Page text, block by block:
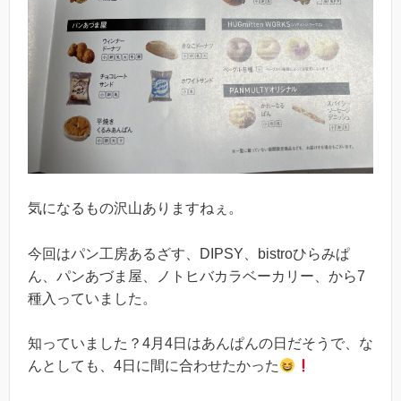
気になるもの沢山ありますねぇ。
今回はパン工房あるざす、DIPSY、bistroひらみぱ
ん、パンあづま屋、ノトヒバカラベーカリー、から7
種入っていました。
知っていました？4月4日はあんぱんの日だそうで、な
んとしても、4日に間に合わせたかった